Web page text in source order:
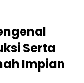
Serta
Impian